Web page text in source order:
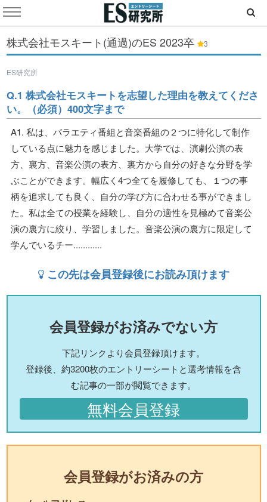
株式会社モスキート(通過)のES 2023卒 3
ES研究所
Q.1 株式会社モスキートを志望した理由を教えてくださ
い。（必須）400文字まで
A1. 私は、バラエティ番組と音楽番組の２つに特化して制作
している点に魅力を感じました。大学では、演劇公演の表
方、裏方、音楽公演の表方、裏方から自分の好きな分野を学
ぶことができます。幅広く4つ全てを履修しても、１つの事
柄を追求しても良く、自分の学び方に合わせる事ができまし
た。私は全ての授業を経験し、自分の適性を見極めて音楽公
演の裏方に絞り、学習しました。音楽公演の裏方に限定して
学んでいるチー............
この先は会員登録後にお読み頂けます
会員登録がお済みでない方
下記リンクより会員登録頂けます。
登録後、約3200枚のエントリーシートと選考情報を含
む記事の一部が閲覧できます。
無料会員登録
会員登録がお済みの方